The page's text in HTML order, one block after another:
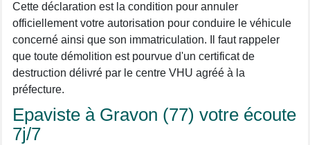
Cette déclaration est la condition pour annuler
officiellement votre autorisation pour conduire le véhicule
concerné ainsi que son immatriculation. Il faut rappeler
que toute démolition est pourvue d'un certificat de
destruction délivré par le centre VHU agréé à la
préfecture.
Epaviste à Gravon (77) votre écoute
7j/7